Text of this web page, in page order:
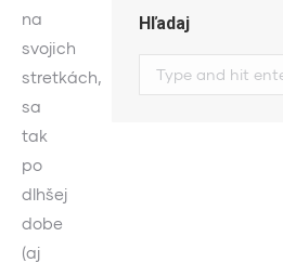
na
svojich
stretkách,
sa
tak
po
dlhšej
dobe
(aj
Hľadaj
Search: